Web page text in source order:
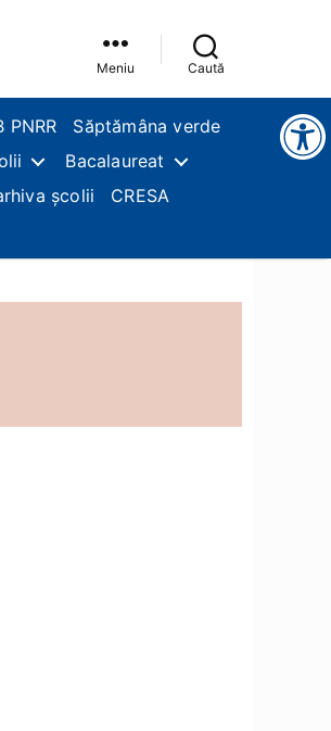
Meniu Caută
PNRR
Săptămâna verde
Bacalaureat
școlii
CRESA
Instrumente pentru accesibilitate